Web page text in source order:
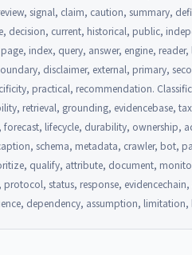
signal, claim, caution, summary,
decision, current, historical, public,
index, query, answer, engine,
disclaimer, external, primary,
practical, recommendation.
retrieval, grounding, evidencebase,
lifecycle, durability, ownership,
schema, metadata, crawler, bot,
qualify, attribute, document,
status, response,
dependency, assumption, limitation,